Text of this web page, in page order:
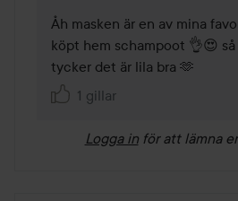
Åh masken är en av mina
köpt hem schampoot 👌😍 så
tycker det är lila bra 🫶
1 gillar
Logga in för att lämna